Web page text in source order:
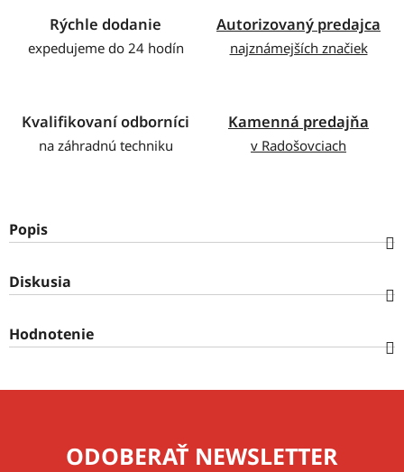
Rýchle dodanie
expedujeme do 24 hodín
Autorizovaný predajca
najznámejších značiek
Kvalifikovaní odborníci
na záhradnú techniku
Kamenná predajňa
v Radošovciach
Popis
Diskusia
Hodnotenie
ODOBERAŤ NEWSLETTER